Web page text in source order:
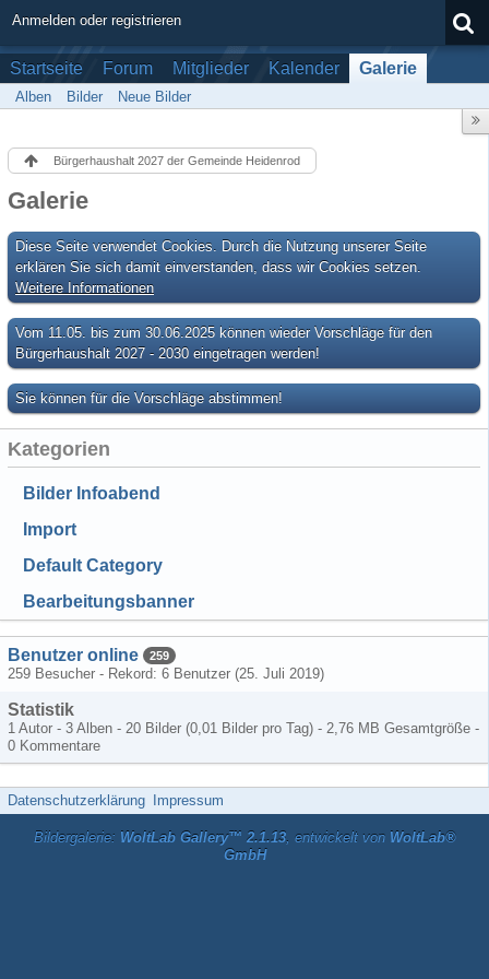
Anmelden oder registrieren
Startseite Forum Mitglieder Kalender Galerie
Alben Bilder Neue Bilder
Bürgerhaushalt 2027 der Gemeinde Heidenrod
Galerie
Diese Seite verwendet Cookies. Durch die Nutzung unserer Seite
erklären Sie sich damit einverstanden, dass wir Cookies setzen.
Weitere Informationen
Vom 11.05. bis zum 30.06.2025 können wieder Vorschläge für den
Bürgerhaushalt 2027 - 2030 eingetragen werden!
Sie können für die Vorschläge abstimmen!
Kategorien
Bilder Infoabend
Import
Default Category
Bearbeitungsbanner
Benutzer online 259
259 Besucher - Rekord: 6 Benutzer (25. Juli 2019)
Statistik
1 Autor - 3 Alben - 20 Bilder (0,01 Bilder pro Tag) - 2,76 MB Gesamtgröße -
0 Kommentare
Datenschutzerklärung Impressum
Bildergalerie: WoltLab Gallery™ 2.1.13, entwickelt von WoltLab®
GmbH